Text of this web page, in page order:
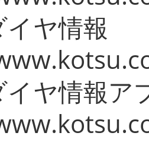
ヤ情報
イヤ情報ア